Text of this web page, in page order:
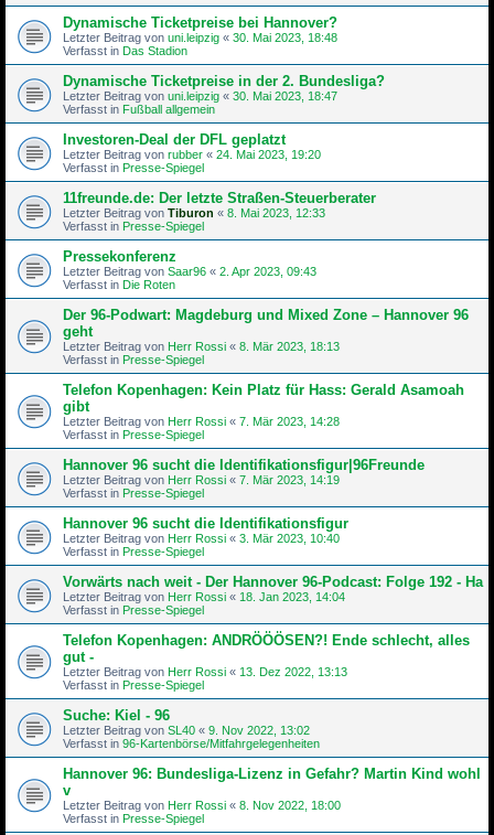
Dynamische Ticketpreise bei Hannover?
Letzter Beitrag von uni.leipzig « 30. Mai 2023, 18:48
Verfasst in Das Stadion
Dynamische Ticketpreise in der 2. Bundesliga?
Letzter Beitrag von uni.leipzig « 30. Mai 2023, 18:47
Verfasst in Fußball allgemein
Investoren-Deal der DFL geplatzt
Letzter Beitrag von rubber « 24. Mai 2023, 19:20
Verfasst in Presse-Spiegel
11freunde.de: Der letzte Straßen-Steu­er­be­rater
Letzter Beitrag von Tiburon « 8. Mai 2023, 12:33
Verfasst in Presse-Spiegel
Pressekonferenz
Letzter Beitrag von Saar96 « 2. Apr 2023, 09:43
Verfasst in Die Roten
Der 96-Podwart: Magdeburg und Mixed Zone – Hannover 96
geht
Letzter Beitrag von Herr Rossi « 8. Mär 2023, 18:13
Verfasst in Presse-Spiegel
Telefon Kopenhagen: Kein Platz für Hass: Gerald Asamoah
gibt
Letzter Beitrag von Herr Rossi « 7. Mär 2023, 14:28
Verfasst in Presse-Spiegel
Hannover 96 sucht die Identifikationsfigur|96Freunde
Letzter Beitrag von Herr Rossi « 7. Mär 2023, 14:19
Verfasst in Presse-Spiegel
Hannover 96 sucht die Identifikationsfigur
Letzter Beitrag von Herr Rossi « 3. Mär 2023, 10:40
Verfasst in Presse-Spiegel
Vorwärts nach weit - Der Hannover 96-Podcast: Folge 192 - Ha
Letzter Beitrag von Herr Rossi « 18. Jan 2023, 14:04
Verfasst in Presse-Spiegel
Telefon Kopenhagen: ANDRÖÖÖSEN?! Ende schlecht, alles
gut -
Letzter Beitrag von Herr Rossi « 13. Dez 2022, 13:13
Verfasst in Presse-Spiegel
Suche: Kiel - 96
Letzter Beitrag von SL40 « 9. Nov 2022, 13:02
Verfasst in 96-Kartenbörse/Mitfahrgelegenheiten
Hannover 96: Bundesliga-Lizenz in Gefahr? Martin Kind wohl
v
Letzter Beitrag von Herr Rossi « 8. Nov 2022, 18:00
Verfasst in Presse-Spiegel